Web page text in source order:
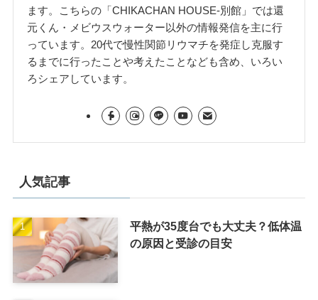
ます。こちらの「CHIKACHAN HOUSE-別館」では還
元くん・メビウスウォーター以外の情報発信を主に行
っています。20代で慢性関節リウマチを発症し克服す
るまでに行ったことや考えたことなども含め、いろい
ろシェアしています。
人気記事
平熱が35度台でも大丈夫？低体温
の原因と受診の目安